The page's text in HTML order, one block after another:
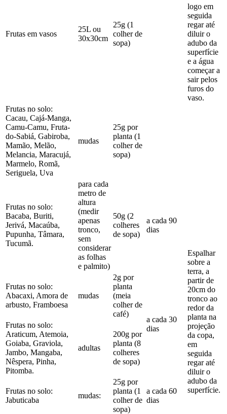
Frutas em vasos
25L ou
30x30cm
25g (1
colher de
sopa)
logo em
seguida
regar até
diluir o
adubo da
superfície
e a água
começar a
sair pelos
furos do
vaso.
Frutas no solo:
Cacau, Cajá-Manga,
Camu-Camu, Fruta-
do-Sabiá, Gabiroba,
Mamão, Melão,
Melancia, Maracujá,
Marmelo, Romã,
Seriguela, Uva
mudas
25g por
planta (1
colher de
sopa)
Espalhar
sobre a
terra, a
partir de
20cm do
tronco ao
redor da
planta na
projeção
da copa,
em
seguida
regar até
diluir o
adubo da
superfície.
Frutas no solo:
Bacaba, Buriti,
Jerivá, Macaúba,
Pupunha, Tâmara,
Tucumã.
para cada
metro de
altura
(medir
apenas
tronco,
sem
considerar
as folhas
e palmito)
50g (2
colheres
de sopa)
a cada 90
dias
Frutas no solo:
Abacaxi, Amora de
arbusto, Framboesa
mudas
2g por
planta
(meia
colher de
café)
a cada 30
dias
Frutas no solo:
Araticum, Atemoia,
Goiaba, Graviola,
Jambo, Mangaba,
Nêspera, Pinha,
Pitomba.
adultas
200g por
planta (8
colheres
de sopa)
Frutas no solo:
Jabuticaba
mudas:
25g por
planta (1
colher de
sopa)
a cada 60
dias